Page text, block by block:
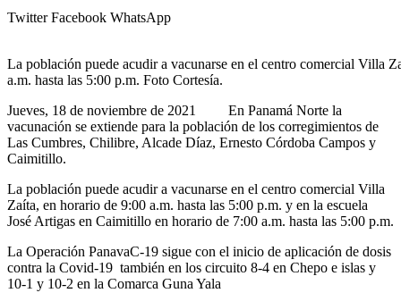
TwitterFacebook WhatsApp
La población puede acudir a vacunarse en el centro comercial Villa
a.m. hasta las 5:00 p.m. Foto Cortesía.
Jueves, 18 de noviembre de 2021 En Panamá Norte la
vacunación se extiende para la población de los corregimientos de
Las Cumbres, Chilibre, Alcade Díaz, Ernesto Córdoba Campos y
Caimitillo.
La población puede acudir a vacunarse en el centro comercial Villa
Zaíta, en horario de 9:00 a.m. hasta las 5:00 p.m. y en la escuela
José Artigas en Caimitillo en horario de 7:00 a.m. hasta las 5:00 p.m.
La Operación PanavaC-19 sigue con el inicio de aplicación de dosis
contra la Covid-19 también en los circuito 8-4 en Chepo e islas y
10-1 y 10-2 en la Comarca Guna Yala